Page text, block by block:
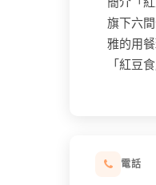
旗下六
雅的用
「紅豆
電話